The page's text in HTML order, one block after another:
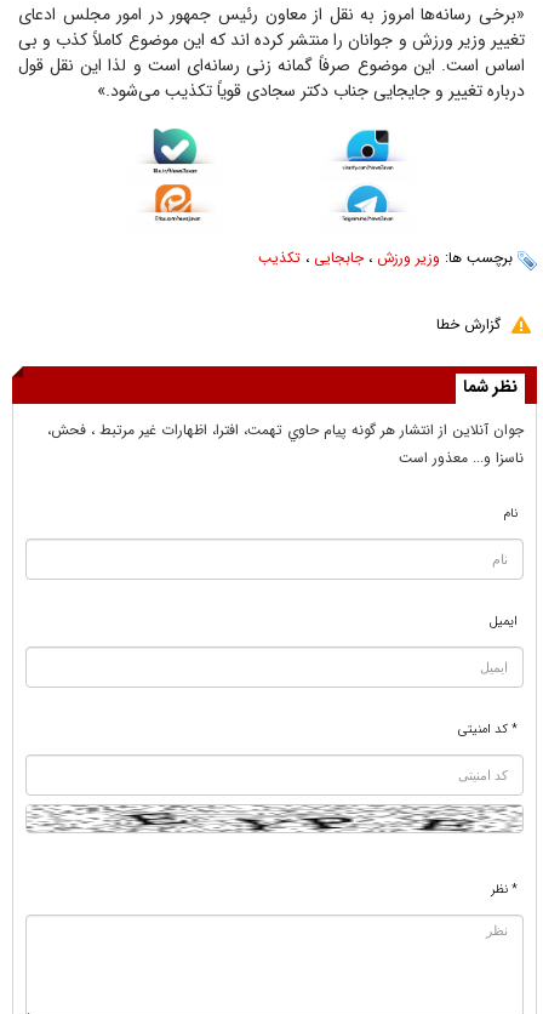
«برخی رسانه‌ها امروز به نقل از معاون رئیس جمهور در امور مجلس ادعای
تغییر وزیر ورزش و جوانان را منتشر کرده اند که این موضوع کاملاً کذب و بی
اساس است. این موضوع صرفاً گمانه زنی رسانه‌ای است و لذا این نقل قول
درباره تغییر و جایجایی جناب دکتر سجادی قویاً تکذیب می‌شود.»
برچسب ها: وزیر ورزش ،جابجایی ، تکذیب
گزارش خطا
نظر شما
جوان آنلاين از انتشار هر گونه پيام حاوي تهمت، افترا، اظهارات غير مرتبط ، فحش،
ناسزا و... معذور است
نام
ایمیل
* کد امنیتی
* نظر